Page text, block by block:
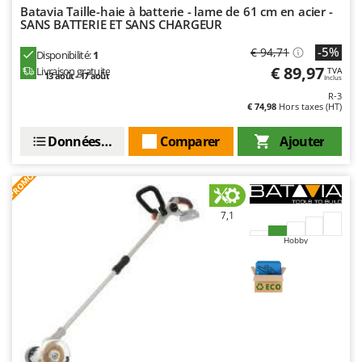
Seven Italy
Shark
Silky
Simatech
Spice Electronics
Spring Protezione
Spyro
Stanley
Batavia Taille-haie à batterie - lame de 61 cm en acier -
SANS BATTERIE ET SANS CHARGEUR
Disponibilité:1
Livraison gratuite
13 août - 17 août
€ 94,71 -5%
€ 89,97 TVA
Inclus
R-3
€ 74,98 Hors taxes (HT)
Ajouter
Comparer
Données techniques
PROMO
7,1
Hobby